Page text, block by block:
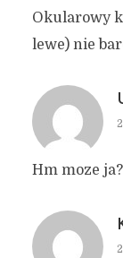
Okularowy
lewe) nie
Hm moze